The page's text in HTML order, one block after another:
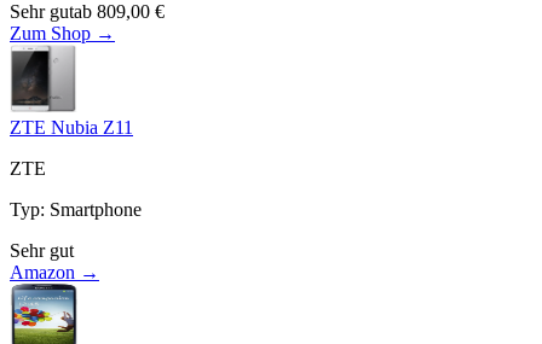
Sehr gutab 809,00 €
Zum Shop →
ZTE Nubia Z11
ZTE
Typ: Smartphone
Sehr gut
Amazon →